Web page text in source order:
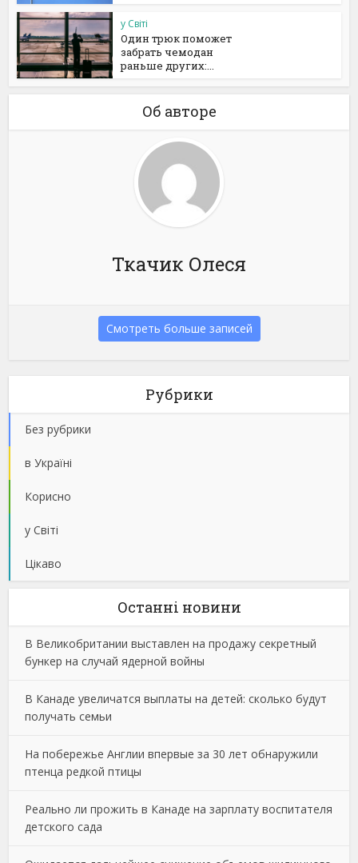
у Світі
Один трюк поможет
забрать чемодан
раньше других:...
Об авторе
Ткачик Олеся
Смотреть больше записей
Рубрики
Без рубрики
в Україні
Корисно
у Світі
Цікаво
Останнi новини
В Великобритании выставлен на продажу секретный
бункер на случай ядерной войны
В Канаде увеличатся выплаты на детей: сколько будут
получать семьи
На побережье Англии впервые за 30 лет обнаружили
птенца редкой птицы
Реально ли прожить в Канаде на зарплату воспитателя
детского сада